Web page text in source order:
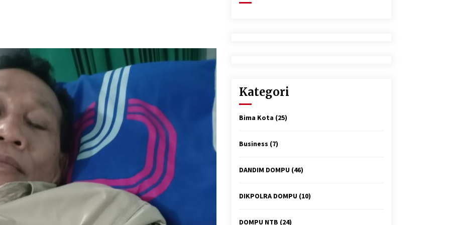
3 minggu ago
Sekjen GTKN Desak Revisi
PermenPANRB Nomor 9 Tahun 2026,
Soroti Ketidakpastian Nasib PPPK
Paruh Waktu di Tengah
Keterbatasan Fiskal Daerah
4 minggu ago
Secara Humanis, Dialog dengan PT
SMS Hasilkan Kesepakatan Awal
Demi Menjaga Harkamtibmas
1 bulan ago
Kategori
Bima Kota (25)
Business (7)
DANDIM DOMPU (46)
DIKPOLRA DOMPU (10)
DOMPU NTB (24)